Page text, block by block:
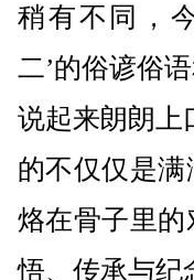
稍有不同，
二’的俗谚俗
说起来朗朗上
的不仅仅是
烙在骨子里
悟、传承与纪